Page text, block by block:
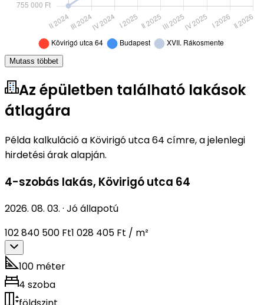
Mutass többet
Az épületben található lakások
átlagára
Példa kalkuláció a Kövirigó utca 64 címre, a jelenlegi
hirdetési árak alapján.
4-szobás lakás, Kövirigó utca 64
2026. 08. 03. · Jó állapotú
102 840 500 Ft1 028 405 Ft / m²
100 méter
4 szoba